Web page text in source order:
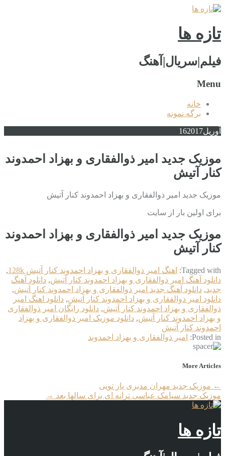
تازه ها
فیلم|سریال|آهنگ
Menu
خانه
برگه نمونه
آوریل 162017
موزیک جدید امیر ذوالفقاری و بهزاد احمدوند
کنار آتیش
موزیک جدید امیر ذوالفقاری و بهزاد احمدوند کنار آتیش
برای اولین بار از سایت
موزیک جدید امیر ذوالفقاری و بهزاد احمدوند
کنار آتیش
Tagged with: اهنگ امیر ذوالفقاری و بهزاد احمدوند کنار آتیش 128k
,
دانلود آهنگ امیر ذوالفقاری و بهزاد احمدوند کنار آتیش, دانلود آهنگ
جدید, دانلود آهنگ جدید امیر ذوالفقاری و بهزاد احمدوند کنار آتیش,
دانلود امیر ذوالفقاری و بهزاد احمدوند کنار آتیش, دانلود اهنگ امیر
ذوالفقاری و بهزاد احمدوند کنار آتیش, دانلود رایگان امیر ذوالفقاری
و بهزاد احمدوند کنار آتیش, دانلود موزیک امیر ذوالفقاری و بهزاد
احمدوند کنار آتیش
Posted in:
امیر ذوالفقاری و بهزاد احمدوند
More Articles
← موزیک جدید مهران مدیری یار تویی
موزیک جدید سیامک عباسی ترانه ای برای سالها بعد →
تازه ها